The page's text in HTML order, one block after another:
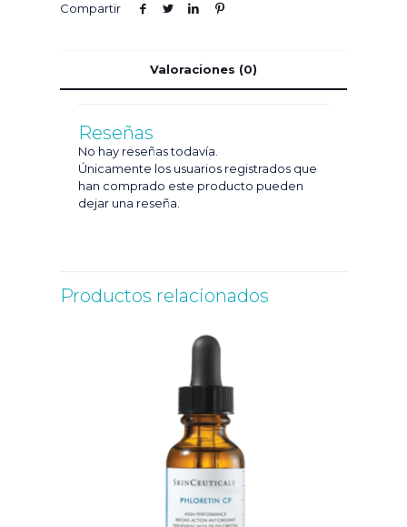
Compartir
Valoraciones (0)
Reseñas
No hay reseñas todavía.
Únicamente los usuarios registrados que
han comprado este producto pueden
dejar una reseña.
Productos relacionados